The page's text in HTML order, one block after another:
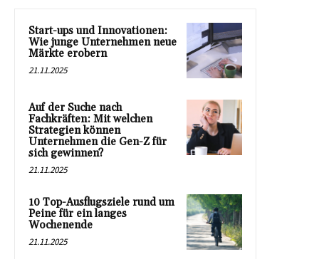
Start-ups und Innovationen:
Wie junge Unternehmen neue
Märkte erobern
21.11.2025
Auf der Suche nach
Fachkräften: Mit welchen
Strategien können
Unternehmen die Gen-Z für
sich gewinnen?
21.11.2025
10 Top-Ausflugsziele rund um
Peine für ein langes
Wochenende
21.11.2025